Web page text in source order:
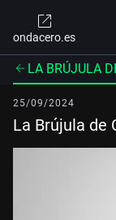
ondacero.es
LA BRÚJULA
25/09/2024
La Brújula de